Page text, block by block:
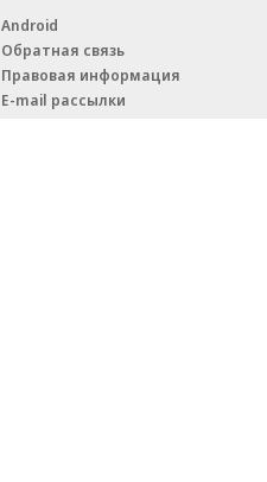
Android
Обратная связь
Правовая информация
E-mail рассылки